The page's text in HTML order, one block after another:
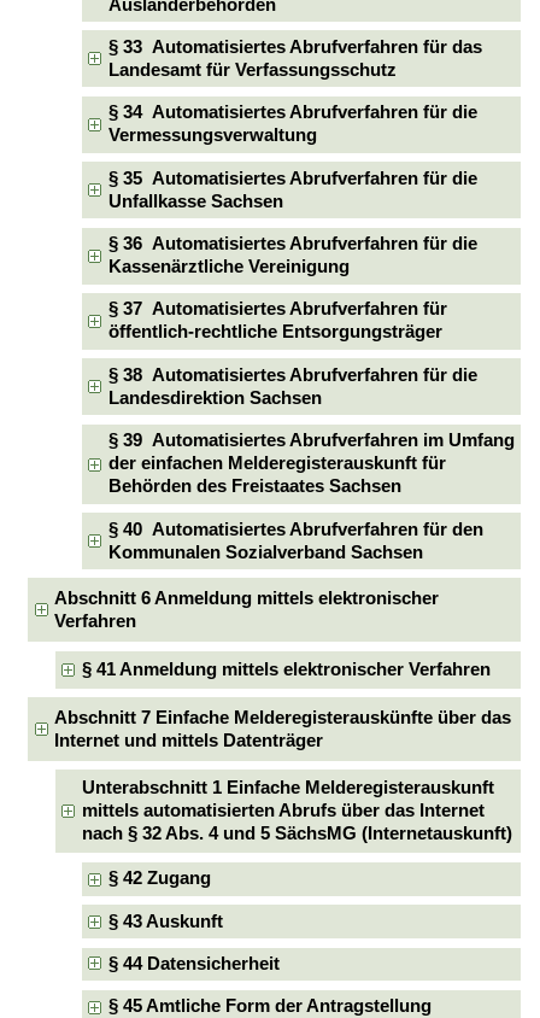
Ausländerbehörden
§ 33 Automatisiertes Abrufverfahren für das
Landesamt für Verfassungsschutz
§ 34 Automatisiertes Abrufverfahren für die
Vermessungsverwaltung
§ 35 Automatisiertes Abrufverfahren für die
Unfallkasse Sachsen
§ 36 Automatisiertes Abrufverfahren für die
Kassenärztliche Vereinigung
§ 37 Automatisiertes Abrufverfahren für
öffentlich-rechtliche Entsorgungsträger
§ 38 Automatisiertes Abrufverfahren für die
Landesdirektion Sachsen
§ 39 Automatisiertes Abrufverfahren im Umfang
der einfachen Melderegisterauskunft für
Behörden des Freistaates Sachsen
§ 40 Automatisiertes Abrufverfahren für den
Kommunalen Sozialverband Sachsen
Abschnitt 6 Anmeldung mittels elektronischer
Verfahren
§ 41 Anmeldung mittels elektronischer Verfahren
Abschnitt 7 Einfache Melderegisterauskünfte über das
Internet und mittels Datenträger
Unterabschnitt 1 Einfache Melderegisterauskunft
mittels automatisierten Abrufs über das Internet
nach § 32 Abs. 4 und 5 SächsMG (Internetauskunft)
§ 42 Zugang
§ 43 Auskunft
§ 44 Datensicherheit
§ 45 Amtliche Form der Antragstellung